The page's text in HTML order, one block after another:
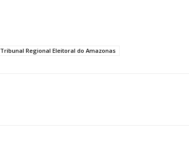
Tribunal Regional Eleitoral do Amazonas